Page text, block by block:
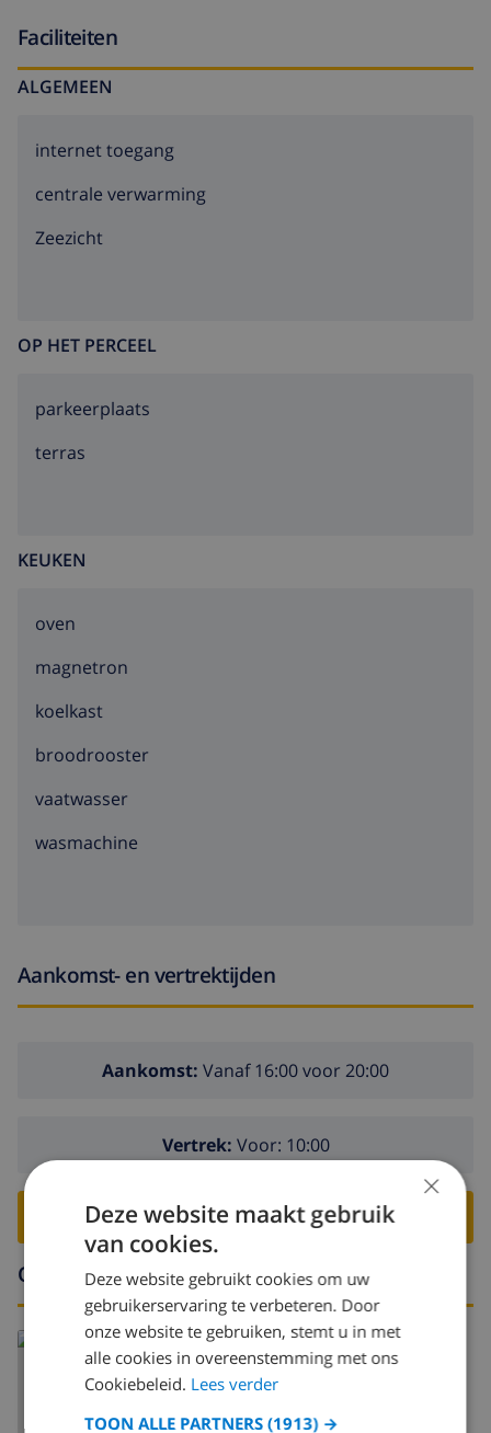
Faciliteiten
ALGEMEEN
internet toegang
centrale verwarming
Zeezicht
OP HET PERCEEL
parkeerplaats
terras
KEUKEN
oven
magnetron
koelkast
broodrooster
vaatwasser
wasmachine
Aankomst- en vertrektijden
Aankomst: Vanaf 16:00 voor 20:00
Vertrek: Voor: 10:00
BOEK DEZE VILLA ›
Omgeving
×
Deze website maakt gebruik
van cookies.
Deze website gebruikt cookies om uw
gebruikerservaring te verbeteren. Door
onze website te gebruiken, stemt u in met
alle cookies in overeenstemming met ons
Cookiebeleid. Lees verder
TOON ALLE PARTNERS(1913) →